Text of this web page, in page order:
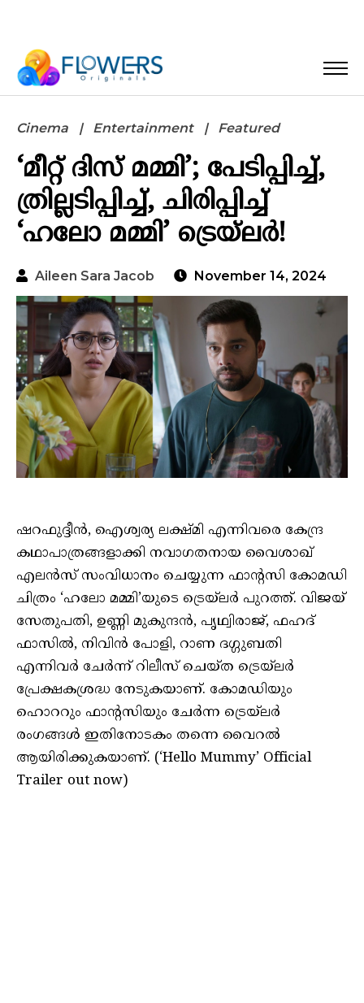
Cinema Entertainment Featured
‘മീറ്റ് ദിസ് മമ്മി’; പേടിപ്പിച്ച്,
ത്രില്ലടിപ്പിച്ച്, ചിരിപ്പിച്ച്
‘ഹലോ മമ്മി’ ട്രെയ്‌ലർ!
Aileen Sara Jacob November 14, 2024
ഷറഫുദ്ദീൻ, ഐശ്വര്യ ലക്ഷ്മി എന്നിവരെ കേന്ദ്ര
കഥാപാത്രങ്ങളാക്കി നവാഗതനായ വൈശാഖ്
എലൻസ് സംവിധാനം ചെയ്യുന്ന ഫാന്റസി കോമഡി
ചിത്രം ‘ഹലോ മമ്മി’യുടെ ട്രെയ്‌ലർ പുറത്ത്. വിജയ്
സേതുപതി, ഉണ്ണി മുകുന്ദൻ, പൃഥ്വിരാജ്, ഫഹദ്
ഫാസിൽ, നിവിൻ പോളി, റാണ ദഗ്ഗുബതി
എന്നിവർ ചേർന്ന് റിലീസ് ചെയ്ത ട്രെയ്‌ലർ
പ്രേക്ഷകശ്രദ്ധ നേടുകയാണ്. കോമഡിയും
ഹൊററും ഫാന്റസിയും ചേർന്ന ട്രെയ്‌ലർ
രംഗങ്ങൾ ഇതിനോടകം തന്നെ വൈറൽ
ആയിരിക്കുകയാണ്. (‘Hello Mummy’ Official
Trailer out now)